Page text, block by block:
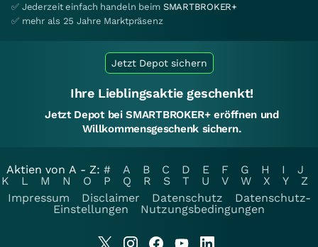
✅ Jederzeit einfach handeln beim SMARTBROKER+
✅ mehr als 25 Jahre Marktpräsenz
Jetzt Depot sichern
Ihre Lieblingsaktie geschenkt!
Jetzt Depot bei SMARTBROKER+ eröffnen und
Willkommensgeschenk sichern.
Aktien von A - Z: # A B C D E F G H I
J
K
L M N O P Q R S T U V W X Y
Z
Impressum
Disclaimer Datenschutz
Datenschutz-
Einstellungen
Nutzungsbedingungen